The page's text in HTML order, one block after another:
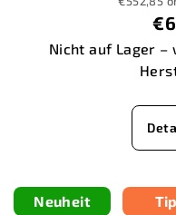
Nicht auf Lager
Neuheit